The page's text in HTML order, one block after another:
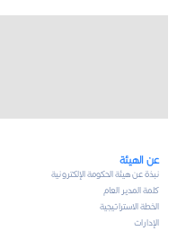
عن الهيئة
نبذة عن هيئة الحكومة الإلكترونية
كلمة المدير العام
الخطة الاستراتيجية
الإدارات